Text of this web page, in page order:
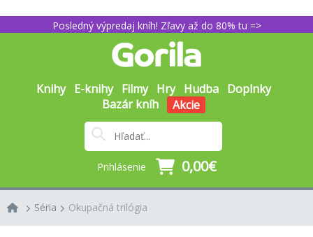
Posledný výpredaj kníh! Zľavy až do 80% tu =>
Knihy E-knihy Filmy Hry Hudba Doplnky
Bazár kníh
Akcie
Prihlásenie 0,00€
Séria Okupačná trilógia